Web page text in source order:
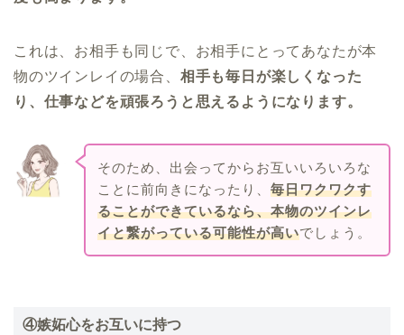
これは、お相手も同じで、お相手にとってあなたが本
物のツインレイの場合、 相手も毎日が楽しくなった
り、仕事などを頑張ろうと思えるようになります。
そのため、出会ってからお互いいろいろな
ことに前向きになったり、 毎日ワクワクす
ることができているなら、本物のツインレ
イと繋がっている可能性が高いでしょう。
④嫉妬心をお互いに持つ